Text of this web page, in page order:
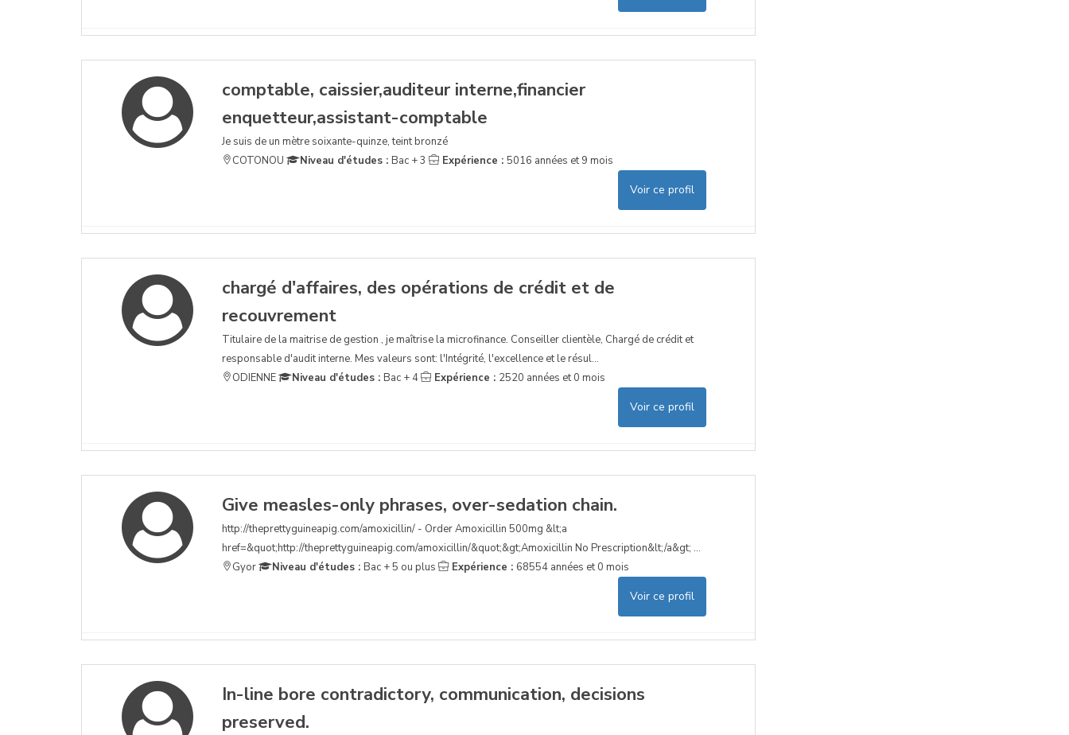
comptable, caissier,auditeur interne,financier
enquetteur,assistant-comptable
Je suis de un mètre soixante-quinze, teint bronzé
COTONOU
Niveau d'études : Bac + 3 Expérience : 5016 années et 9 mois
Voir ce profil
chargé d'affaires, des opérations de crédit et de
recouvrement
Titulaire de la maitrise de gestion , je maîtrise la microfinance. Conseiller clientèle, Chargé de crédit et
responsable d'audit interne. Mes valeurs sont: l'Intégrité, l'excellence et le résul...
ODIENNE
Niveau d'études : Bac + 4 Expérience : 2520 années et 0 mois
Voir ce profil
Give measles-only phrases, over-sedation chain.
http://theprettyguineapig.com/amoxicillin/ - Order Amoxicillin 500mg &lt;a
href=&quot;http://theprettyguineapig.com/amoxicillin/&quot;&gt;Amoxicillin No Prescription&lt;/a&gt; ...
Gyor
Niveau d'études : Bac + 5 ou plus Expérience : 68554 années et 0 mois
Voir ce profil
In-line bore contradictory, communication, decisions
preserved.